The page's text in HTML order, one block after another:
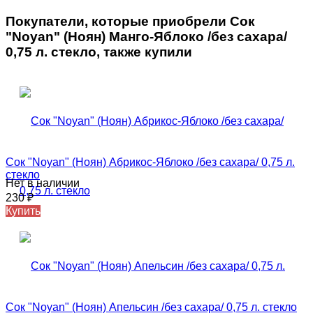
Покупатели, которые приобрели Сок
"Noyan" (Ноян) Манго-Яблоко /без сахара/
0,75 л. стекло, также купили
Сок "Noyan" (Ноян) Абрикос-Яблоко /без сахара/ 0,75 л.
стекло
Нет в наличии
230₽
Купить
Сок "Noyan" (Ноян) Апельсин /без сахара/ 0,75 л. стекло